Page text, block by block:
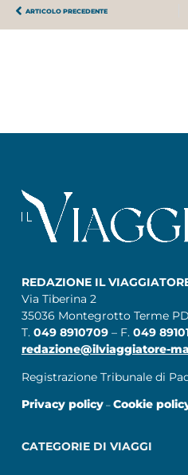
ARTICOLO PRECEDENTE
REDAZIONE IL
Via Tiberina 2
35036 Montegrotto Terme PD
T. 049 8910709 – F. 049
redazione@ilviaggiatore-
Registrazione Tribunale di
Privacy policy– Cookie
CATEGORIE DI VIAGGI